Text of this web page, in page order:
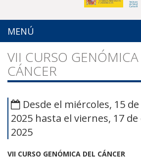
MENÚ
VII CURSO
CÁNCER
Desde el miércoles, 15
2025 hasta el viernes, 17
2025
VII CURSO GENÓMICA DEL CÁNCER